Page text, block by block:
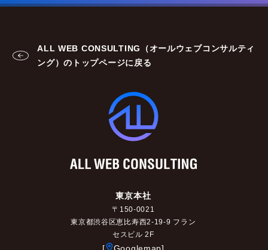
ALL WEB CONSULTING（オールウェブコンサルティ
ング）のトップページに戻る
東京本社
〒150-0021
東京都渋谷区恵比寿西2-19-9 フラン
セスビル 2F